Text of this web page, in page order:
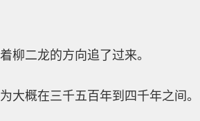
柳二龙的方向追了过来。
大概在三千五百年到四千年之间。